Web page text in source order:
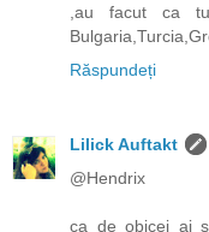
,au facut ca
Răspundeți
Lilick Auftakt
@Hendrix
ca de obicei ai